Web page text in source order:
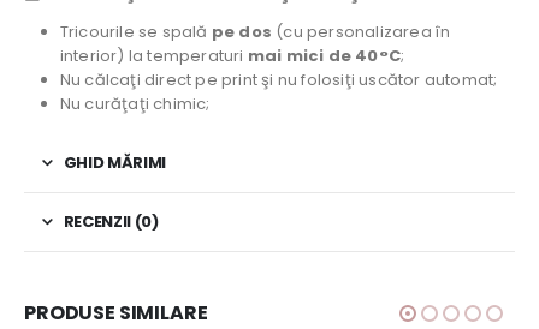
Tricourile se spală pe dos (cu personalizarea în
interior) la temperaturi mai mici de 40°C;
Nu călcaţi direct pe print şi nu folosiţi uscător automat;
Nu curăţaţi chimic;
GHID MĂRIMI
RECENZII (0)
PRODUSE SIMILARE